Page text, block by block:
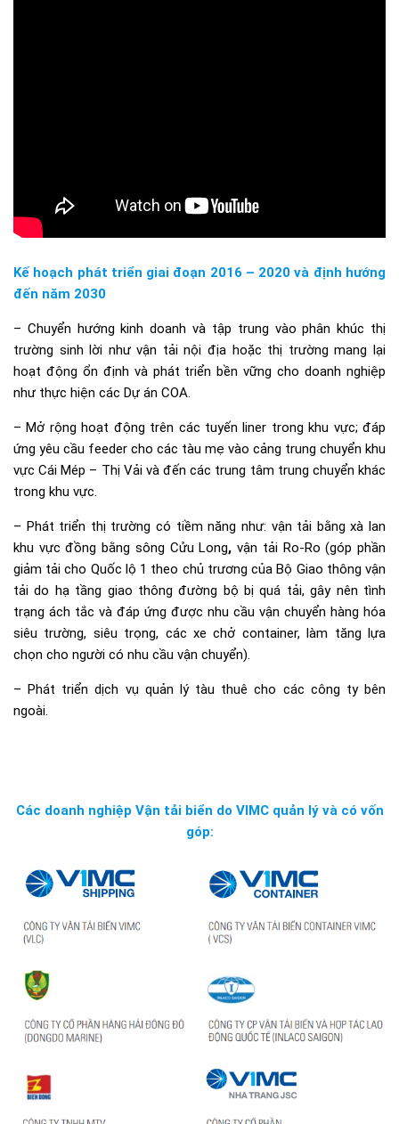
Kế hoạch phát triển giai đoạn 2016 – 2020 và định hướng
đến năm 2030
– Chuyển hướng kinh doanh và tập trung vào phân khúc thị
trường sinh lời như vận tải nội địa hoặc thị trường mang lại
hoạt động ổn định và phát triển bền vững cho doanh nghiệp
như thực hiện các Dự án COA.
– Mở rộng hoạt động trên các tuyến liner trong khu vực; đáp
ứng yêu cầu feeder cho các tàu mẹ vào cảng trung chuyển khu
vực Cái Mép – Thị Vải và đến các trung tâm trung chuyển khác
trong khu vực.
– Phát triển thị trường có tiềm năng như: vận tải bằng xà lan
khu vực đồng bằng sông Cửu Long,vận tải Ro-Ro (góp phần
giảm tải cho Quốc lộ 1 theo chủ trương của Bộ Giao thông vận
tải do hạ tầng giao thông đường bộ bị quá tải, gây nên tình
trạng ách tắc và đáp ứng được nhu cầu vận chuyển hàng hóa
siêu trường, siêu trọng, các xe chở container, làm tăng lựa
chọn cho người có nhu cầu vận chuyển).
– Phát triển dịch vụ quản lý tàu thuê cho các công ty bên
ngoài.
Các doanh nghiệp Vận tải biển do VIMC quản lý và có vốn
góp: